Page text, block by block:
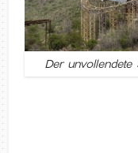
Der unvollendete